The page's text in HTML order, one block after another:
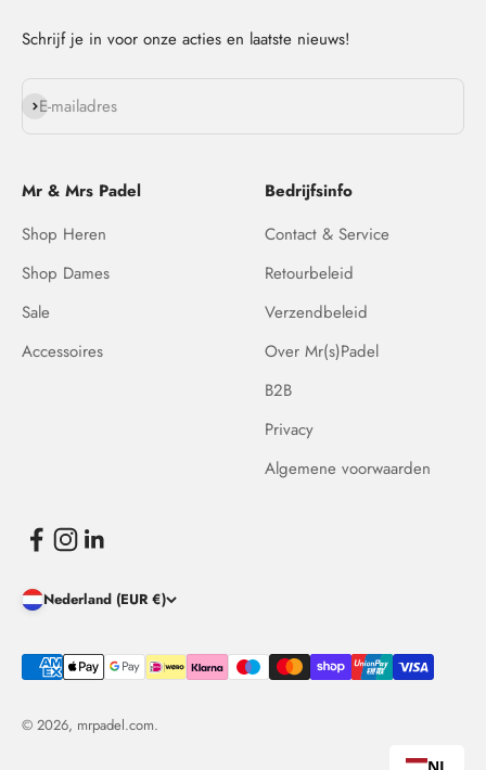
Schrijf je in voor onze acties en laatste nieuws!
E-mailadres
Abonneren
Mr & Mrs Padel
Shop Heren
Shop Dames
Sale
Accessoires
Bedrijfsinfo
Contact & Service
Retourbeleid
Verzendbeleid
Over Mr(s)Padel
B2B
Privacy
Algemene voorwaarden
Nederland (EUR €)
© 2026, mrpadel.com.